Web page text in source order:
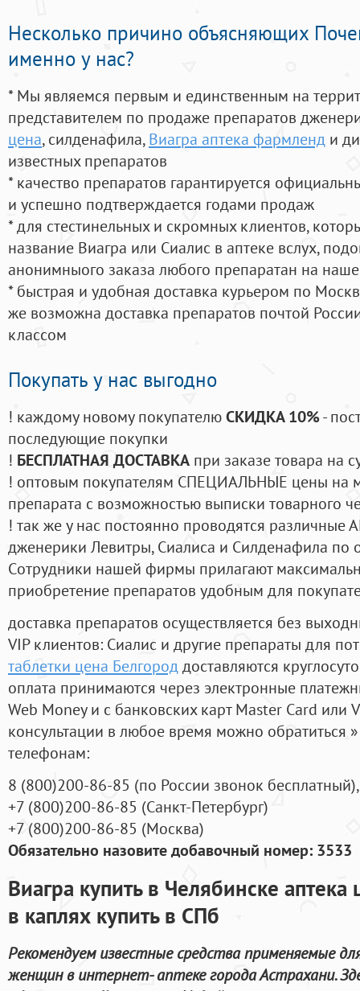
Несколько причино объясняющих
именно у нас?
* Мы являемся первым и единственным на
представителем по продаже препаратов
цена, силденафила, Виагра аптека фармленд и
известных препаратов
* качество препаратов гарантируется
и успешно подтверждается годами продаж
* для стестинельных и скромных клиентов,
название Виагра или Сиалис в аптеке вслух,
анонимныого заказа любого препаратан на
* быстрая и удобная доставка курьером по
же возможна доставка препаратов почтой
классом
Покупать у нас выгодно
! каждому новому покупателюСКИДКА 10%-
последующие покупки
! БЕСПЛАТНАЯ ДОСТАВКА при заказе товара на
! оптовым покупателям СПЕЦИАЛЬНЫЕ цены на
препарата с возможностью выписки товарного
! так же у нас постоянно проводятся
дженерики Левитры, Сиалиса и Силденафила по
Cотрудники нашей фирмы прилагают
приобретение препаратов удобным для
доставка препаратов осуществляется без
VIP клиентов: Сиалис и другие препараты для
таблетки цена Белгороддоставляются
оплата принимаются через электронные
Web Money и с банковских карт Master Card или
консультации в любое время можно обратиться
телефонам:
8 (800)200-86-85 (по России звонок бесплатный),
+7 (800)200-86-85 (Санкт-Петербург)
+7 (800)200-86-85 (Москва)
Обязательно назовите добавочный номер: 3533
Виагра купить в Челябинске
в каплях купить в СПб
Рекомендуем известные средства применяемые
женщин в интернет- аптеке города Астрахани.